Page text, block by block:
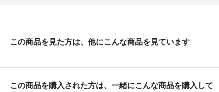
この商品を見た方は、他にこんな商品を見ています
この商品を購入された方は、一緒にこんな商品を購入して